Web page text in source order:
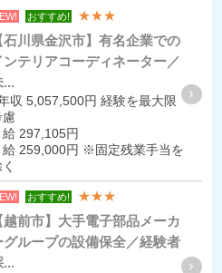
おすすめ! ★★★
石川県金沢市】有名企業での
ンテリアコーディネーター／
...
収 5,057,500円 経験を最大限
給 297,105円
給 259,000円 ※固定残業手当を
おすすめ! ★★★
越前市】大手電子部品メーカ
グループの設備保全／経験者
...